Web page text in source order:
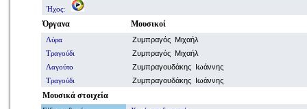
Ήχος:
Όργανα Μουσικοί
Λύρα
Ζυμπραγός Μιχαήλ
Τραγούδι
Ζυμπραγός Μιχαήλ
Λαγούτο
Ζυμπραγουδάκης Ιωάννης
Τραγούδι
Ζυμπραγουδάκης Ιωάννης
Μουσικά στοιχεία